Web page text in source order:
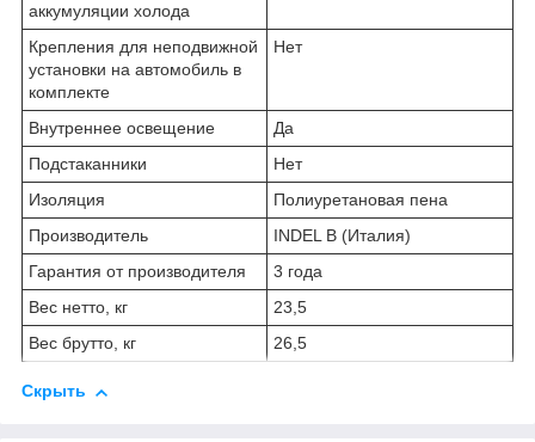
аккумуляции холода
Крепления для неподвижной
установки на автомобиль в
комплекте
Нет
Внутреннее освещение
Да
Подстаканники
Нет
Изоляция
Полиуретановая пена
Производитель
INDEL B (Италия)
Гарантия от производителя
3 года
Вес нетто, кг
23,5
Вес брутто, кг
26,5
Скрыть